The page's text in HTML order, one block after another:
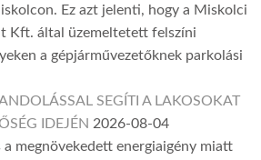
Ez azt jelenti, hogy a Miskolci
Kft. által üzemeltetett felszíni
a gépjárművezetőknek parkolási
SEGÍTI A LAKOSOKAT
IDEJÉN 2026-08-04
megnövekedett energiaigény miatt